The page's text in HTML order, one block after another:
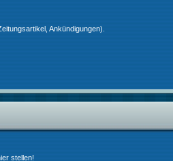
Ankündigungen).
stellen!